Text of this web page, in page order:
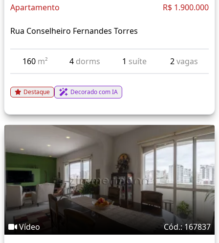
Apartamento R$ 1.900.000
Rua Conselheiro Fernandes Torres
160 m² 4 dorms 1 suíte 2vagas
Destaque Decorado com IA
Vídeo Cód.: 167837